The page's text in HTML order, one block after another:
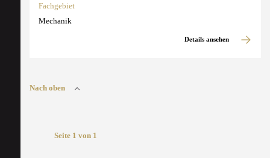
Fachgebiet
Mechanik
Details ansehen
Nach oben
Seite 1 von 1